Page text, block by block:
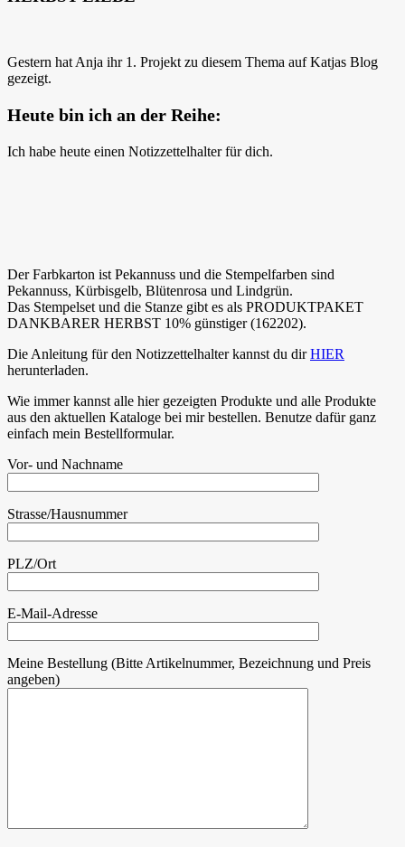
Gestern hat Anja ihr 1. Projekt zu diesem Thema auf Katjas Blog
gezeigt.
Heute bin ich an der Reihe:
Ich habe heute einen Notizzettelhalter für dich.
Der Farbkarton ist Pekannuss und die Stempelfarben sind
Pekannuss, Kürbisgelb, Blütenrosa und Lindgrün.
Das Stempelset und die Stanze gibt es als PRODUKTPAKET
DANKBARER HERBST 10% günstiger (162202).
Die Anleitung für den Notizzettelhalter kannst du dirHIER
herunterladen.
Wie immer kannst alle hier gezeigten Produkte und alle Produkte
aus den aktuellen Kataloge bei mir bestellen. Benutze dafür ganz
einfach mein Bestellformular.
Vor- und Nachname
Strasse/Hausnummer
PLZ/Ort
E-Mail-Adresse
Meine Bestellung (Bitte Artikelnummer, Bezeichnung und Preis
angeben)